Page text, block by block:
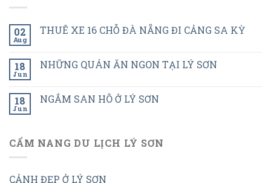
02
Aug
THUÊ XE 16 CHỖ ĐÀ NẴNG ĐI CẢNG SA KỲ
18
Jun
NHỮNG QUÁN ĂN NGON TẠI LÝ SƠN
18
Jun
NGẮM SAN HÔ Ở LÝ SƠN
CẨM NANG DU LỊCH LÝ SƠN
CẢNH ĐẸP Ở LÝ SƠN